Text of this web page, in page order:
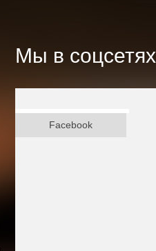
Мы в соцсетях
Facebook